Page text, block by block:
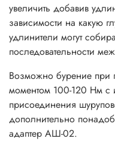
- Глубина бурения:
- Длина в рабочем
- Длина в сложенном
- Вес ледобура: 2,5 кг
Комплект поставки:
увеличить добавив
зависимости на какую
удлинители могут
последовательности
Возможно бурение при
моментом 100-120 Нм с
присоединения
дополнительно
адаптер АШ-02.